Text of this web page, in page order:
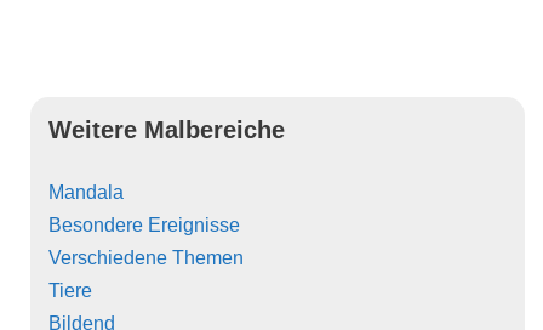
Weitere Malbereiche
Mandala
Besondere Ereignisse
Verschiedene Themen
Tiere
Bildend